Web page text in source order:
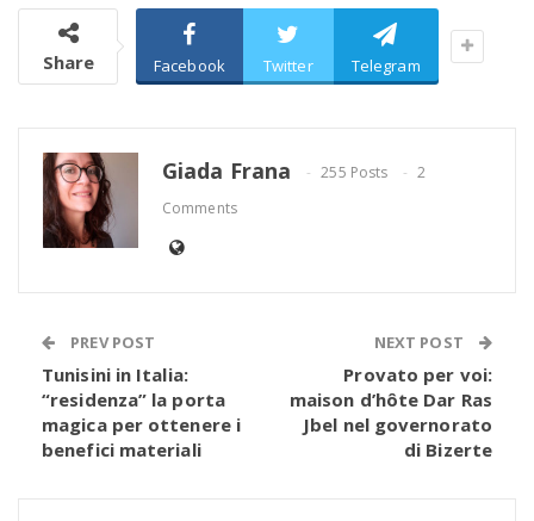
Share Facebook Twitter Telegram
Giada Frana 255 Posts
2
Comments
PREV POST
Tunisini in Italia:
“residenza” la porta
magica per ottenere i
benefici materiali
NEXT POST
Provato per voi:
maison d’hôte Dar Ras
Jbel nel governorato
di Bizerte